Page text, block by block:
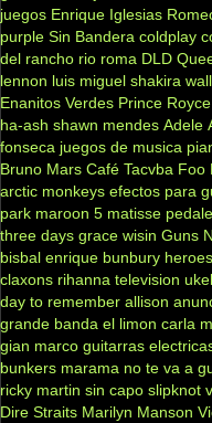
juegos Enrique Iglesias
purple Sin Bandera coldplay
del rancho rio roma DLD
lennon luis miguel shakira
Enanitos Verdes Prince Royce
ha-ash shawn mendes Adele
fonseca juegos de musica
Bruno Mars Café Tacvba Foo
arctic monkeys efectos para
park maroon 5 matisse
three days grace wisin Guns
bisbal enrique bunbury
claxons rihanna television
day to remember allison
grande banda el limon carla
gian marco guitarras
bunkers marama no te va a
ricky martin sin capo slipknot
Dire Straits Marilyn Manson